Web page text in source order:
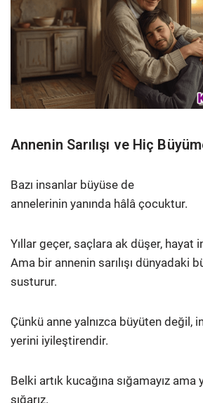
Annenin Sarılışı ve Hiç
Bazı insanlar büyüse de
annelerinin yanında hâlâ çocuktur.
Yıllar geçer, saçlara ak düşer, hayat
Ama bir annenin sarılışı dünyadaki
susturur.
Çünkü anne yalnızca büyüten değil,
yerini iyileştirendir.
Belki artık kucağına sığamayız ama
sığarız.